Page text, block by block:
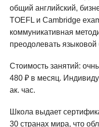
общий английский,
TOEFL и Cambridge
коммуникативная
преодолевать языковой
Стоимость занятий:
480 ₽ в месяц.
ак. час.
Школа выдает
30 странах мира, что